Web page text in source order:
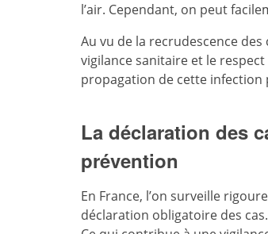
l’air. Cependant, on peut
Au vu de la recrudescence
vigilance sanitaire et le
propagation de cette infection
La déclaration des
prévention
En France, l’on surveille
déclaration obligatoire des